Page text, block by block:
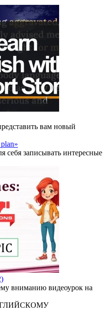
вам новый
себя записывать интересные
вниманию видеоурок на